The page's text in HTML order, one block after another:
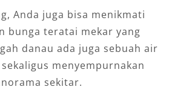
Anda juga bisa menikmati
bunga teratai mekar yang
danau ada juga sebuah air
menyempurnakan
sekitar.